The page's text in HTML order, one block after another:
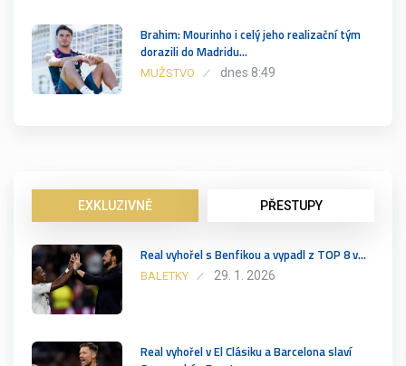
Brahim: Mourinho i celý jeho realizační tým
dorazili do Madridu…
MUŽSTVO dnes 8:49
EXKLUZIVNĚ PŘESTUPY
Real vyhořel s Benfikou a vypadl z TOP 8 v…
BALETKY 29. 1. 2026
Real vyhořel v El Clásiku a Barcelona slaví